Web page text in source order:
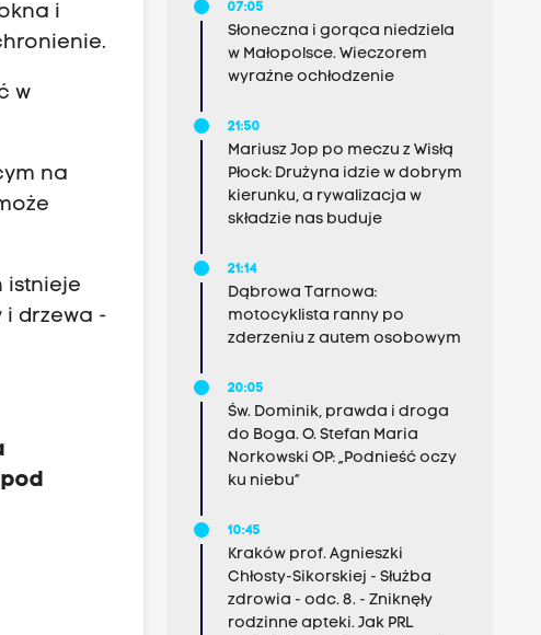
i
w
na
istnieje
drzewa -
07:05
Słoneczna i gorąca niedziela
w Małopolsce. Wieczorem
wyraźne ochłodzenie
21:50
Mariusz Jop po meczu z Wisłą
Płock: Drużyna idzie w dobrym
kierunku, a rywalizacja w
składzie nas buduje
21:14
Dąbrowa Tarnowa:
motocyklista ranny po
zderzeniu z autem osobowym
20:05
Św. Dominik, prawda i droga
do Boga. O. Stefan Maria
Norkowski OP: „Podnieść oczy
ku niebu”
10:45
Kraków prof. Agnieszki
Chłosty-Sikorskiej - Służba
zdrowia - odc. 8. - Zniknęły
rodzinne apteki. Jak PRL